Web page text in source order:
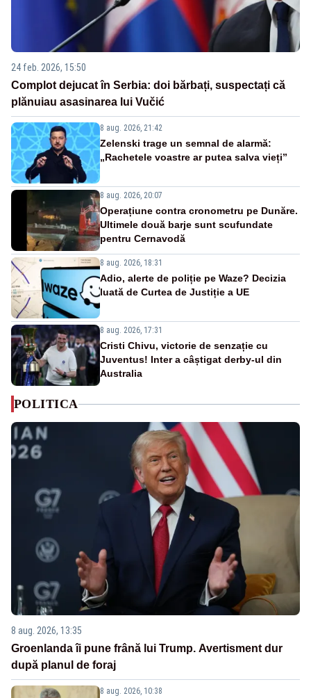
24 feb. 2026, 15:50
Complot dejucat în Serbia: doi bărbați, suspectați că
plănuiau asasinarea lui Vučić
8 aug. 2026, 21:42
Zelenski trage un semnal de alarmă:
„Rachetele voastre ar putea salva vieți”
8 aug. 2026, 20:07
Operațiune contra cronometru pe Dunăre.
Ultimele două barje sunt scufundate
pentru Cernavodă
8 aug. 2026, 18:31
Adio, alerte de poliție pe Waze? Decizia
luată de Curtea de Justiție a UE
8 aug. 2026, 17:31
Cristi Chivu, victorie de senzație cu
Juventus! Inter a câștigat derby-ul din
Australia
POLITICA
8 aug. 2026, 13:35
Groenlanda îi pune frână lui Trump. Avertisment dur
după planul de foraj
8 aug. 2026, 10:38